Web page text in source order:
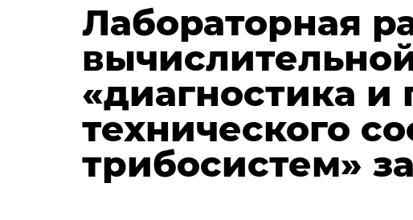
Лабораторная
«диагностика и
технического
трибосистем»